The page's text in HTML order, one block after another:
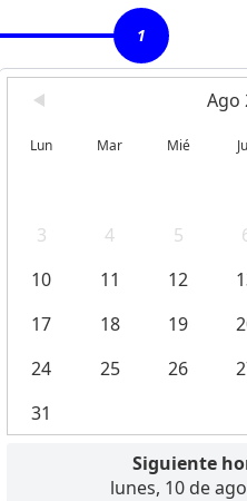
1
Ago
Lun Mar Mié
3
4 5
10
11 12
17
18 19
24
25 26
31
Siguiente
lunes, 10 de